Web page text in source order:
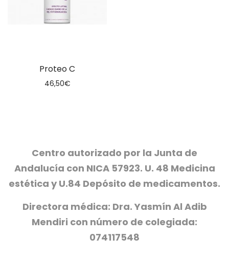
Proteo C
46,50€
Centro autorizado por la Junta de
Andalucía con NICA 57923. U. 48 Medicina
estética y U.84 Depósito de medicamentos.
Directora médica: Dra. Yasmín Al Adib
Mendiri con número de colegiada:
074117548